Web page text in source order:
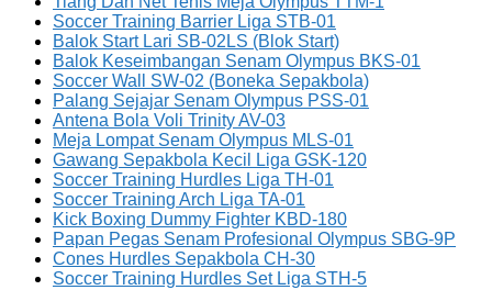
Soccer Training Barrier Liga STB-01
Balok Start Lari SB-02LS (Blok Start)
Balok Keseimbangan Senam Olympus BKS-01
Soccer Wall SW-02 (Boneka Sepakbola)
Palang Sejajar Senam Olympus PSS-01
Antena Bola Voli Trinity AV-03
Meja Lompat Senam Olympus MLS-01
Gawang Sepakbola Kecil Liga GSK-120
Soccer Training Hurdles Liga TH-01
Soccer Training Arch Liga TA-01
Kick Boxing Dummy Fighter KBD-180
Papan Pegas Senam Profesional Olympus SBG-9P
Cones Hurdles Sepakbola CH-30
Soccer Training Hurdles Set Liga STH-5